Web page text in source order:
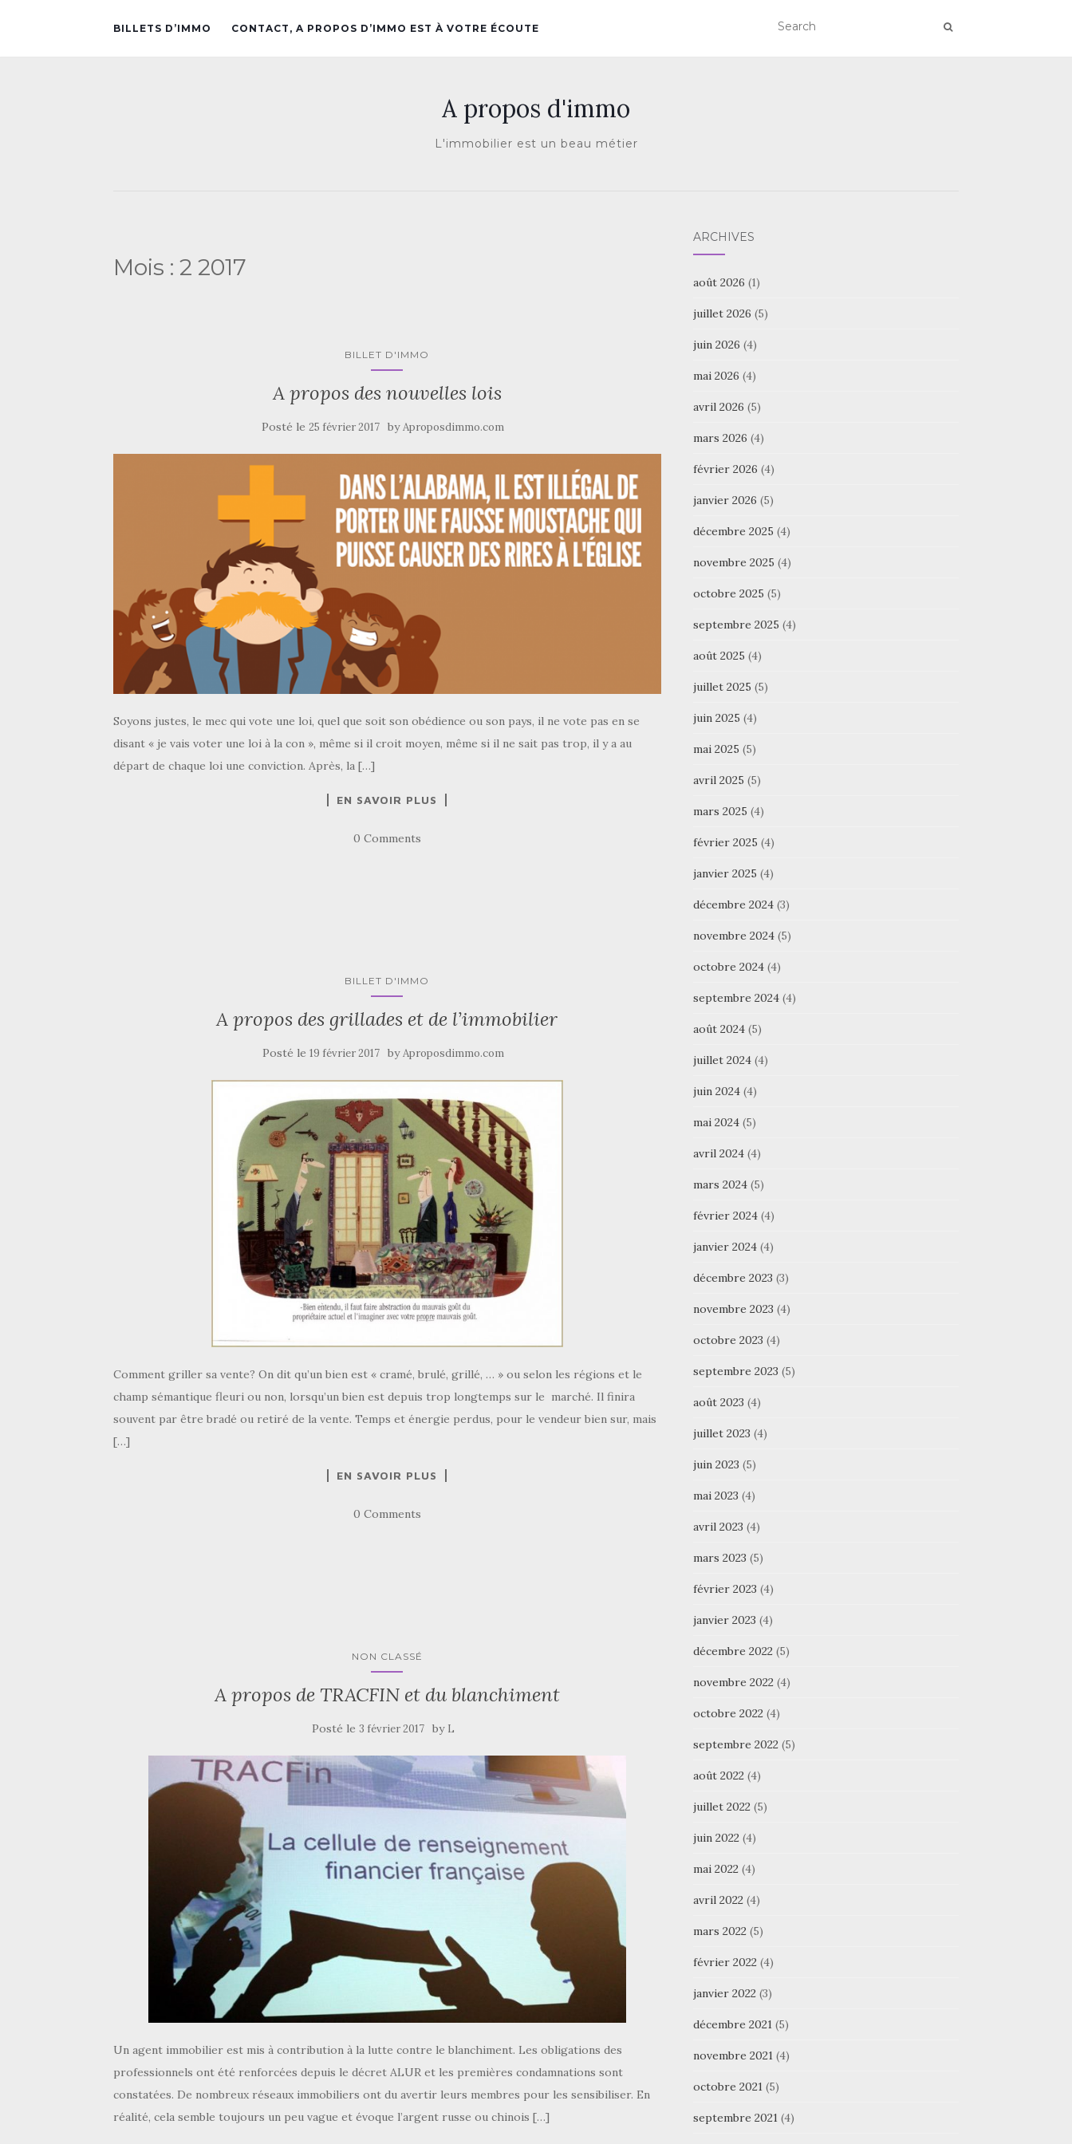
BILLETS D’IMMO CONTACT, A PROPOS D’IMMO EST À VOTRE ÉCOUTE
A propos d'immo
L'immobilier est un beau métier
Mois : 2 2017
BILLET D'IMMO
A propos des nouvelles lois
Posté le25 février 2017 byAproposdimmo.com
Soyons justes, le mec qui vote une loi, quel que soit son obédience ou son pays, il ne vote pas en se
disant « je vais voter une loi à la con », même si il croit moyen, même si il ne sait pas trop, il y a au
départ de chaque loi une conviction. Après, la […]
EN SAVOIR PLUS
0 Comments
BILLET D'IMMO
A propos des grillades et de l’immobilier
Posté le 19 février 2017 byAproposdimmo.com
Comment griller sa vente? On dit qu’un bien est « cramé, brulé, grillé, … » ou selon les régions et le
champ sémantique fleuri ou non, lorsqu’un bien est depuis trop longtemps sur le marché. Il finira
souvent par être bradé ou retiré de la vente. Temps et énergie perdus, pour le vendeur bien sur, mais
[…]
EN SAVOIR PLUS
0 Comments
NON CLASSÉ
A propos de TRACFIN et du blanchiment
Posté le 3 février 2017 by L
Un agent immobilier est mis à contribution à la lutte contre le blanchiment. Les obligations des
professionnels ont été renforcées depuis le décret ALUR et les premières condamnations sont
constatées. De nombreux réseaux immobiliers ont du avertir leurs membres pour les sensibiliser. En
réalité, cela semble toujours un peu vague et évoque l’argent russe ou chinois […]
ARCHIVES
août 2026 (1)
juillet 2026 (5)
juin 2026 (4)
mai 2026 (4)
avril 2026 (5)
mars 2026 (4)
février 2026 (4)
janvier 2026 (5)
décembre 2025 (4)
novembre 2025 (4)
octobre 2025 (5)
septembre 2025 (4)
août 2025 (4)
juillet 2025 (5)
juin 2025 (4)
mai 2025 (5)
avril 2025 (5)
mars 2025 (4)
février 2025 (4)
janvier 2025 (4)
décembre 2024(3)
novembre 2024(5)
octobre 2024(4)
septembre 2024(4)
août 2024(5)
juillet 2024(4)
juin 2024(4)
mai 2024(5)
avril 2024(4)
mars 2024(5)
février 2024(4)
janvier 2024(4)
décembre 2023 (3)
novembre 2023 (4)
octobre 2023 (4)
septembre 2023 (5)
août 2023 (4)
juillet 2023 (4)
juin 2023 (5)
mai 2023 (4)
avril 2023 (4)
mars 2023 (5)
février 2023 (4)
janvier 2023 (4)
décembre 2022 (5)
novembre 2022 (4)
octobre 2022 (4)
septembre 2022 (5)
août 2022 (4)
juillet 2022 (5)
juin 2022 (4)
mai 2022 (4)
avril 2022 (4)
mars 2022 (5)
février 2022 (4)
janvier 2022 (3)
décembre 2021(5)
novembre 2021(4)
octobre 2021(5)
septembre 2021(4)